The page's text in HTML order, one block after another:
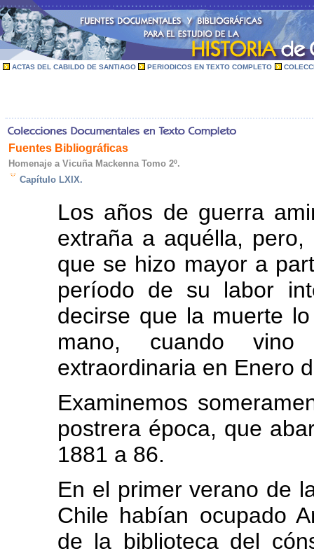
ACTAS DEL CABILDO DE SANTIAGO PERIODICOS EN TEXTO COMPLETO
Fuentes Bibliográficas
Homenaje a Vicuña Mackenna Tomo 2º.
Capítulo LXIX.
Los años de guerra
extraña a aquélla,
que se hizo mayor a
período de su labor
decirse que la muerte
mano, cuando
extraordinaria en Enero
Examinemos
postrera época, que
1881 a 86.
En el primer verano de
Chile habían ocupado
de la biblioteca del